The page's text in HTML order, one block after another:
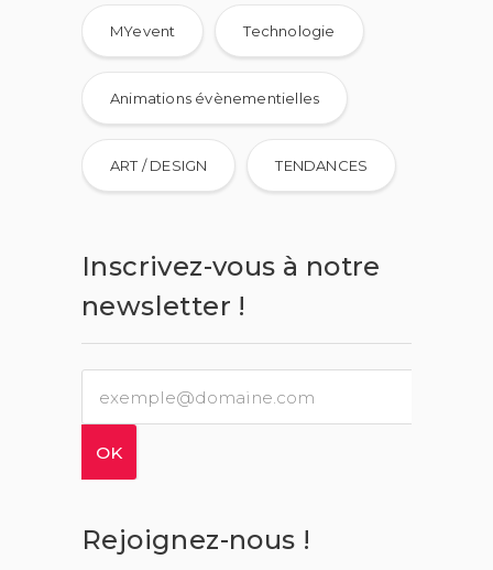
MYevent Technologie
Animations évènementielles
ART / DESIGN TENDANCES
Inscrivez-vous à notre
newsletter !
Rejoignez-nous !